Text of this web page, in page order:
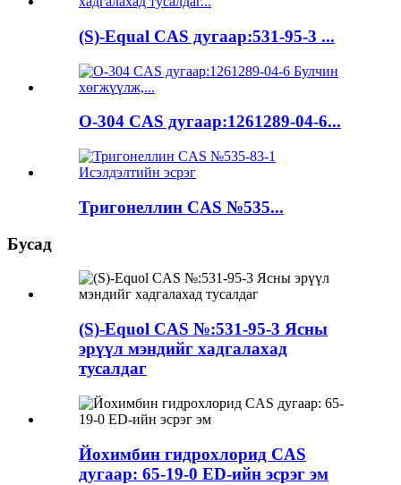
(S)-Equal CAS дугаар:531-95-3 ...
O-304 CAS дугаар:1261289-04-6...
Тригонеллин CAS №535...
Бусад
(S)-Equol CAS №:531-95-3 Ясны
эрүүл мэндийг хадгалахад
тусалдаг
Йохимбин гидрохлорид CAS
дугаар: 65-19-0 ED-ийн эсрэг эм